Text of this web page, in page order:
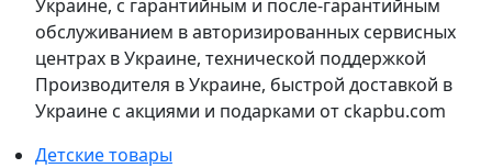
Украине, с гарантийным и после-гарантийным
обслуживанием в авторизированных сервисных
центрах в Украине, технической поддержкой
Производителя в Украине, быстрой доставкой в
Украине с акциями и подарками от ckapbu.com
Детские товары